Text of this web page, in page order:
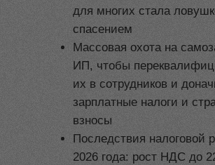
для многих стала
спасением
Массовая охота на
ИП, чтобы
их в сотрудников и
зарплатные налоги и
взносы
Последствия налоговой
2026 года: рост НДС до